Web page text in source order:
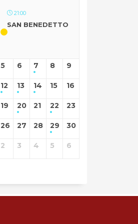
21:00
SAN BENEDETTO
5 6 7 8 9
12 13 14 15 16
19 20 21 22 23
26 27 28 29 30
2 3 4 5 6